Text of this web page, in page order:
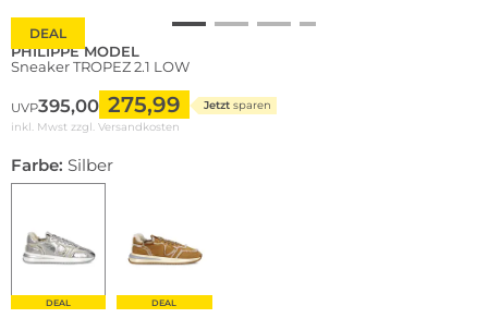
DEAL
PHILIPPE MODEL
Sneaker TROPEZ 2.1 LOW
UVP395,00 275,99 Jetzt sparen
inkl. Mwst zzgl. Versandkosten
Farbe: Silber
DEAL DEAL